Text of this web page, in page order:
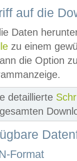
auf die
Daten
zu einem
die Option
detaillierte
Format